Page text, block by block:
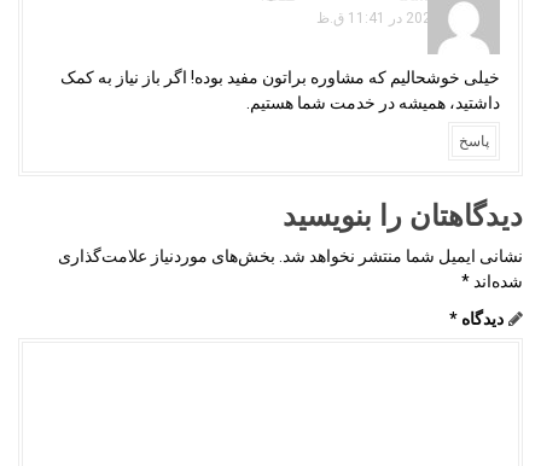
فوریه 18, 2025 در 11:41 ق.ظ
خیلی خوشحالیم که مشاوره براتون مفید بوده! اگر باز نیاز به کمک
داشتید، همیشه در خدمت شما هستیم.
پاسخ
دیدگاهتان را بنویسید
نشانی ایمیل شما منتشر نخواهد شد. بخش‌های موردنیاز علامت‌گذاری
شده‌اند *
دیدگاه *